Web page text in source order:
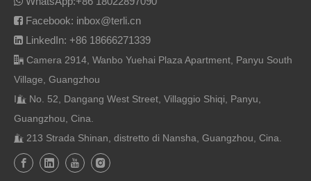
 Facebook: inbox@terli.cn
 LinkedIn: +86 18666271339
 Camera 2914, Wanbo Yuehai Plaza Apartment, Panyu South
Village, Guangzhou
I No. 52, Dangang West Street, Villaggio Shiqi, Panyu,
Guangzhou, Cina.
 213 Strada Shinan, distretto di Nansha, Guangzhou, Cina.